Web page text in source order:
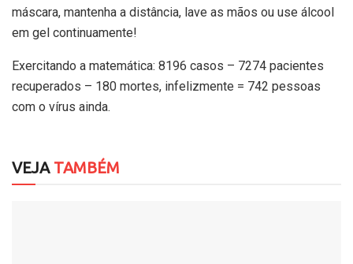
máscara, mantenha a distância, lave as mãos ou use álcool
em gel continuamente!
Exercitando a matemática: 8196 casos – 7274 pacientes
recuperados – 180 mortes, infelizmente = 742 pessoas
com o vírus ainda.
VEJATAMBÉM